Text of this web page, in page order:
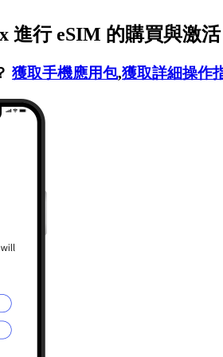
進行 eSIM 的購買與激活
獲取手機應用包,獲取詳細操作